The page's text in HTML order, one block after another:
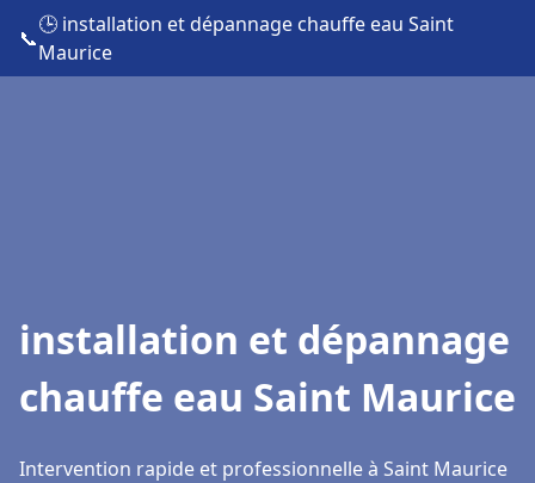
📞
🕒 installation et dépannage chauffe eau Saint
Maurice
installation et dépannage
chauffe eau Saint Maurice
Intervention rapide et professionnelle à Saint Maurice